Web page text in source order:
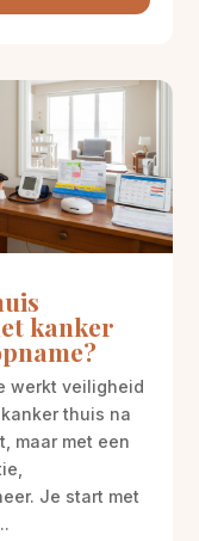
kanker
werkt veiligheid
thuis na
maar met een
Je start met